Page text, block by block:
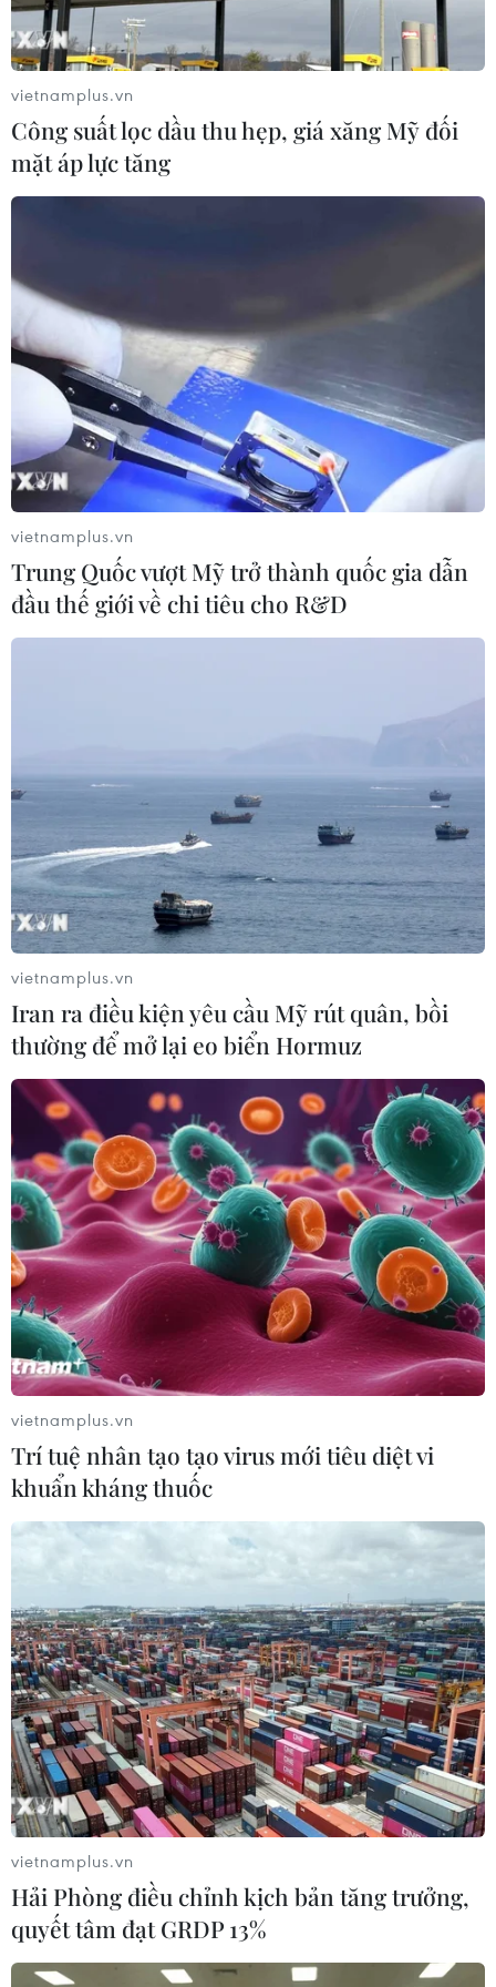
Houthi sẽ không tấn công tàu thuyền của
Trung Quốc và Nga trên Biển Đỏ
21/03/2024 14:41
Trung Quốc và Nga đạt được một thỏa thuận an ninh
với lực lượng Houthi, theo đó tàu thuyền của hai nước
này có thể đi qua Biển Đỏ và vịnh Aden mà không bị
tấn công.
vietnamplus.vn
Công suất lọc dầu thu hẹp, giá xăng Mỹ đối
mặt áp lực tăng
vietnamplus.vn
Trung Quốc vượt Mỹ trở thành quốc gia dẫn
đầu thế giới về chi tiêu cho R&D
vietnamplus.vn
Iran ra điều kiện yêu cầu Mỹ rút quân, bồi
thường để mở lại eo biển Hormuz
vietnamplus.vn
Trí tuệ nhân tạo tạo virus mới tiêu diệt vi
khuẩn kháng thuốc
vietnamplus.vn
Hải Phòng điều chỉnh kịch bản tăng trưởng,
quyết tâm đạt GRDP 13%